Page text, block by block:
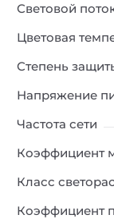
Световой
Цветовая
Степень
Напряжение
Частота сети
Коэффициент
Класс
Коэффициент